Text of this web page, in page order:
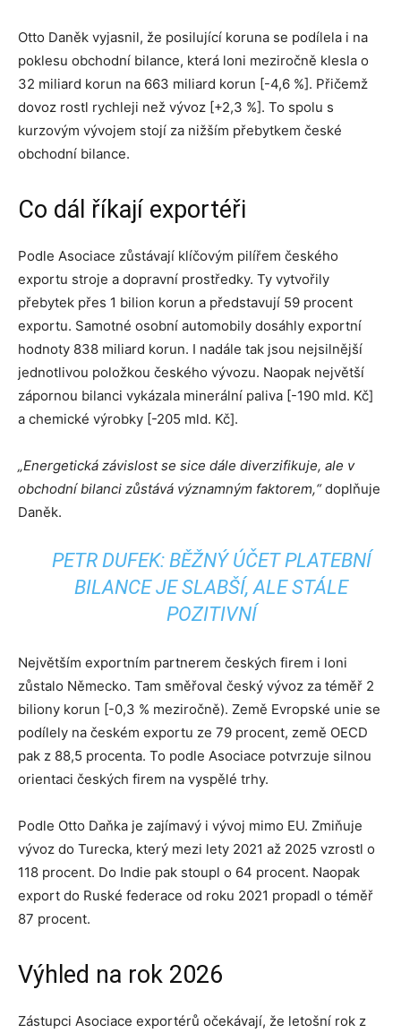
Otto Daněk vyjasnil, že posilující koruna se podílela i na
poklesu obchodní bilance, která loni meziročně klesla o
32 miliard korun na 663 miliard korun [-4,6 %]. Přičemž
dovoz rostl rychleji než vývoz [+2,3 %]. To spolu s
kurzovým vývojem stojí za nižším přebytkem české
obchodní bilance.
Co dál říkají exportéři
Podle Asociace zůstávají klíčovým pilířem českého
exportu stroje a dopravní prostředky. Ty vytvořily
přebytek přes 1 bilion korun a představují 59 procent
exportu. Samotné osobní automobily dosáhly exportní
hodnoty 838 miliard korun. I nadále tak jsou nejsilnější
jednotlivou položkou českého vývozu. Naopak největší
zápornou bilanci vykázala minerální paliva [-190 mld. Kč]
a chemické výrobky [-205 mld. Kč].
„Energetická závislost se sice dále diverzifikuje, ale v
obchodní bilanci zůstává významným faktorem,“doplňuje
Daněk.
PETR DUFEK: BĚŽNÝ ÚČET PLATEBNÍ
BILANCE JE SLABŠÍ, ALE STÁLE
POZITIVNÍ
Největším exportním partnerem českých firem i loni
zůstalo Německo. Tam směřoval český vývoz za téměř 2
biliony korun [-0,3 % meziročně). Země Evropské unie se
podílely na českém exportu ze 79 procent, země OECD
pak z 88,5 procenta. To podle Asociace potvrzuje silnou
orientaci českých firem na vyspělé trhy.
Podle Otto Daňka je zajímavý i vývoj mimo EU. Zmiňuje
vývoz do Turecka, který mezi lety 2021 až 2025 vzrostl o
118 procent. Do Indie pak stoupl o 64 procent. Naopak
export do Ruské federace od roku 2021 propadl o téměř
87 procent.
Výhled na rok 2026
Zástupci Asociace exportérů očekávají, že letošní rok z